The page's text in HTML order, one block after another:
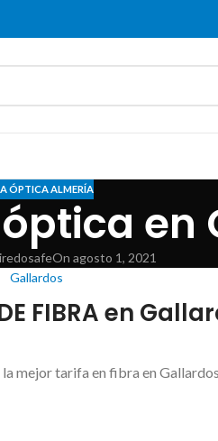
ÓPTICA ALMERÍA
en
On agosto 1, 2021
Gallardos
FIBRA en
mejor tarifa en fibra en